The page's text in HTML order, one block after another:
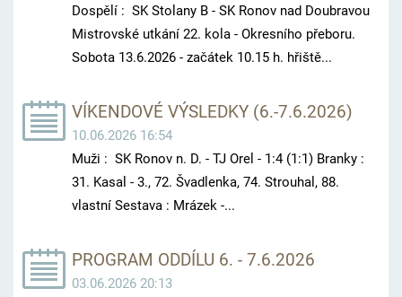
Dospělí : SK Stolany B - SK Ronov nad Doubravou
Mistrovské utkání 22. kola - Okresního přeboru.
Sobota 13.6.2026 - začátek 10.15 h. hřiště...
VÍKENDOVÉ VÝSLEDKY (6.-7.6.2026)
10.06.2026 16:54
Muži : SK Ronov n. D. - TJ Orel - 1:4 (1:1) Branky :
31. Kasal - 3., 72. Švadlenka, 74. Strouhal, 88.
vlastní Sestava : Mrázek -...
PROGRAM ODDÍLU 6. - 7.6.2026
03.06.2026 20:13